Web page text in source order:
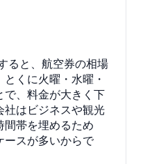
ると、航空券の相場
くに火曜・水曜・
で、料金が大きく下
社はビジネスや観光
間帯を埋めるため
ースが多いからで